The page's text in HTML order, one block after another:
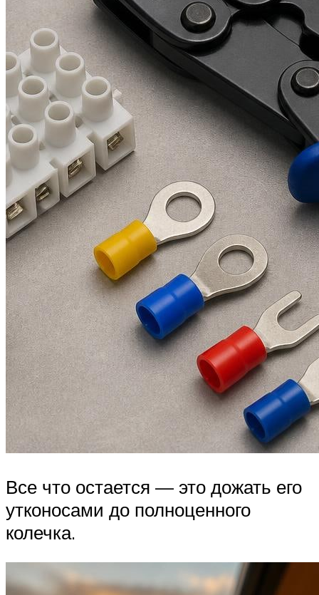
Все что остается — это дожать его
утконосами до полноценного
колечка.